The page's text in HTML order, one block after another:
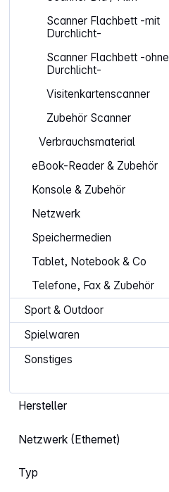
Scanner Flachbett -mit
Durchlicht-
Scanner Flachbett -ohne
Durchlicht-
Visitenkartenscanner
Zubehör Scanner
Verbrauchsmaterial
eBook-Reader & Zubehör
Konsole & Zubehör
Netzwerk
Speichermedien
Tablet, Notebook & Co
Telefone, Fax & Zubehör
Sport & Outdoor
Spielwaren
Sonstiges
Hersteller
Netzwerk (Ethernet)
Typ